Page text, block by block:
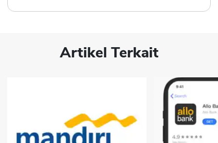
Artikel Terkait